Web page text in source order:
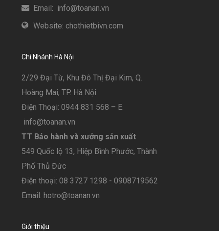
Email: info@toanan.vn
Website: chothietbivn.com
Chi Nhánh Hà Nội
2/29 Đại Từ, Khu Đô Thị Đại Kim, Q.
Hoàng Mai, TP. Hà Nội
Điện Thoại: 0944 831 568 – E.
info@toanan.vn
TT Bảo hành và xưởng sản xuất
549 Quốc lộ 13, Hiệp Bình Phước, Thành
Phố Thủ Đức
Điện thoại: 08 3727 1298 - 0908719562
Email: hotro@toanan.vn
Giới thiệu